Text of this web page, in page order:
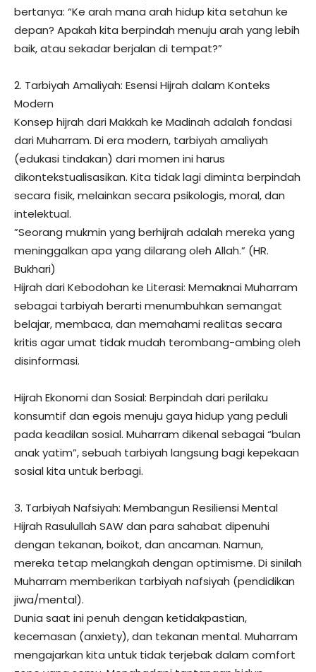
bertanya: “Ke arah mana arah hidup kita setahun ke
depan? Apakah kita berpindah menuju arah yang lebih
baik, atau sekadar berjalan di tempat?”
​2. Tarbiyah Amaliyah: Esensi Hijrah dalam Konteks
Modern
​Konsep hijrah dari Makkah ke Madinah adalah fondasi
dari Muharram. Di era modern, tarbiyah amaliyah
(edukasi tindakan) dari momen ini harus
dikontekstualisasikan. Kita tidak lagi diminta berpindah
secara fisik, melainkan secara psikologis, moral, dan
intelektual.
​”Seorang mukmin yang berhijrah adalah mereka yang
meninggalkan apa yang dilarang oleh Allah.” (HR.
Bukhari)
​Hijrah dari Kebodohan ke Literasi: Memaknai Muharram
sebagai tarbiyah berarti menumbuhkan semangat
belajar, membaca, dan memahami realitas secara
kritis agar umat tidak mudah terombang-ambing oleh
disinformasi.
​Hijrah Ekonomi dan Sosial: Berpindah dari perilaku
konsumtif dan egois menuju gaya hidup yang peduli
pada keadilan sosial. Muharram dikenal sebagai “bulan
anak yatim”, sebuah tarbiyah langsung bagi kepekaan
sosial kita untuk berbagi.
​3. Tarbiyah Nafsiyah: Membangun Resiliensi Mental
​Hijrah Rasulullah SAW dan para sahabat dipenuhi
dengan tekanan, boikot, dan ancaman. Namun,
mereka tetap melangkah dengan optimisme. Di sinilah
Muharram memberikan tarbiyah nafsiyah (pendidikan
jiwa/mental).
​Dunia saat ini penuh dengan ketidakpastian,
kecemasan (anxiety), dan tekanan mental. Muharram
mengajarkan kita untuk tidak terjebak dalam comfort